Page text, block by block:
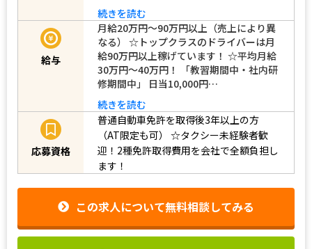
続きを読む
給与
月給20万円～90万円以上（売上により異
なる） ☆トップクラスのドライバーは月
給90万円以上稼げています！ ☆平均月給
30万円～40万円！ 「教習期間中・社内研
修期間中」 日当10,000円…
続きを読む
応募資格
普通自動車免許を取得後3年以上の方
（AT限定も可）
☆タクシー未経験者歓
迎！2種免許取得費用を会社で全額負担し
ます！
この求人について無料相談してみる